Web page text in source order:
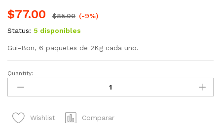
$77.00 $85.00 (-9%)
Status: 5 disponibles
Gui-Bon, 6 paquetes de 2Kg cada uno.
Caja
Pechuga
Pollo
Quantity:
Wishlist Comparar